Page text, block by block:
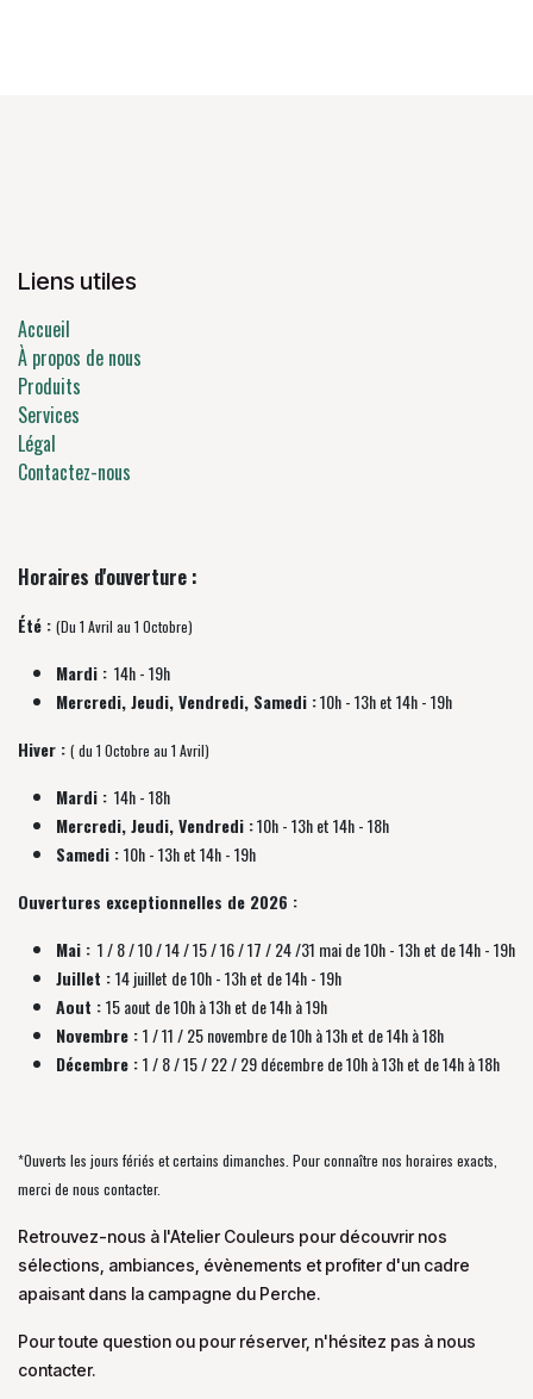
Liens utiles
Accueil
À propos de nous
Produits
Services
Légal
Contactez-nous
Horaires d'ouverture :
Été : (Du 1 Avril au 1 Octobre)
Mardi : 14h - 19h
Mercredi, Jeudi, Vendredi, Samedi :10h - 13h et 14h - 19h
Hiver : ( du 1 Octobre au 1 Avril)
Mardi : 14h - 18h
Mercredi, Jeudi, Vendredi :10h - 13h et 14h - 18h
Samedi :10h - 13h et 14h - 19h
Ouvertures exceptionnelles de 2026 :
Mai : 1 / 8 / 10 / 14 / 15 / 16 / 17 / 24 /31 mai de 10h - 13h et de 14h - 19h
Juillet :14 juillet de 10h - 13h et de 14h - 19h
Aout :15 aout de 10h à 13h et de 14h à 19h
Novembre :1 / 11 / 25 novembre de10h à 13h et de 14h à 18h
Décembre :1 / 8 / 15 / 22 / 29 décembrede10h à 13h et de 14h à 18h
*Ouverts les jours fériés et certains dimanches. Pour connaître nos horaires exacts,
merci de nous contacter.
Retrouvez-nous à l'Atelier Couleurs pour découvrir nos
sélections, ambiances, évènements et profiter d'un cadre
apaisant dans la campagne du Perche.
Pour toute question ou pour réserver, n'hésitez pas à nous
contacter.